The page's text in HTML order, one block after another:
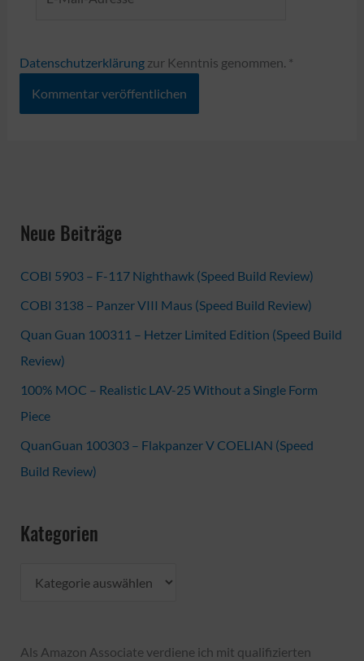
Mail-
Datenschutzerklärungzur Kenntnis genommen. *
Neue Beiträge
COBI 5903 – F-117 Nighthawk (Speed Build Review)
COBI 3138 – Panzer VIII Maus (Speed Build Review)
Quan Guan 100311 – Hetzer Limited Edition (Speed Build
Review)
100% MOC – Realistic LAV-25 Without a Single Form
Piece
QuanGuan 100303 – Flakpanzer V COELIAN (Speed
Build Review)
Kategorien
e
Als Amazon Associate verdiene ich mit qualifizierten